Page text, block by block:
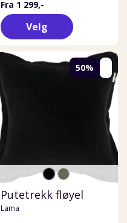
Fra 1 299,-
Velg
50%
Putetrekk fløyel
Lama